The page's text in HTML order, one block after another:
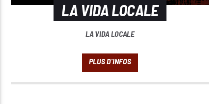
LA VIDA LOCALE
LA VIDA LOCALE